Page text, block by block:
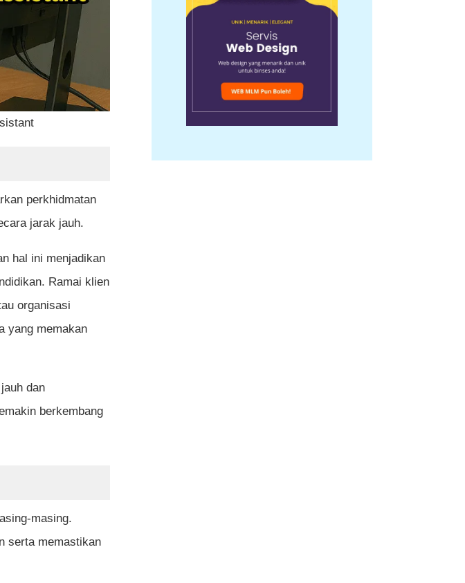
perkhidmatan
jarak jauh.
hal ini menjadikan
Ramai klien
organisasi
yang memakan
dan
berkembang
masing.
serta memastikan